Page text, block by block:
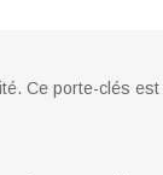
Ce porte-clés